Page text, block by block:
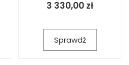
3 330,00 zł
Sprawdź